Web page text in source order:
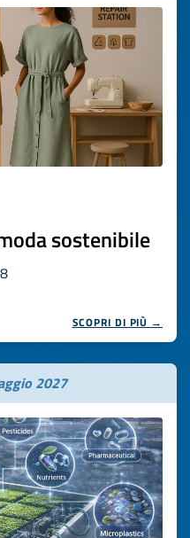
sostenibile
SCOPRI DI PIÙ →
2027